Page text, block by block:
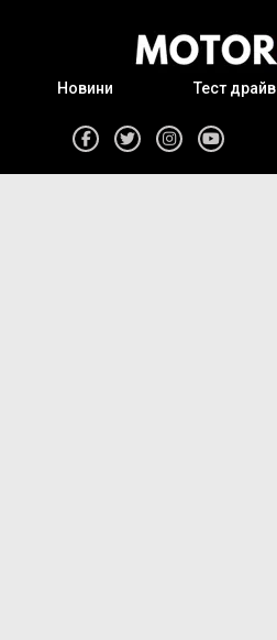
Новини Тест драйв